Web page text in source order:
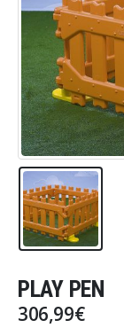
PLAY PEN
306,99€